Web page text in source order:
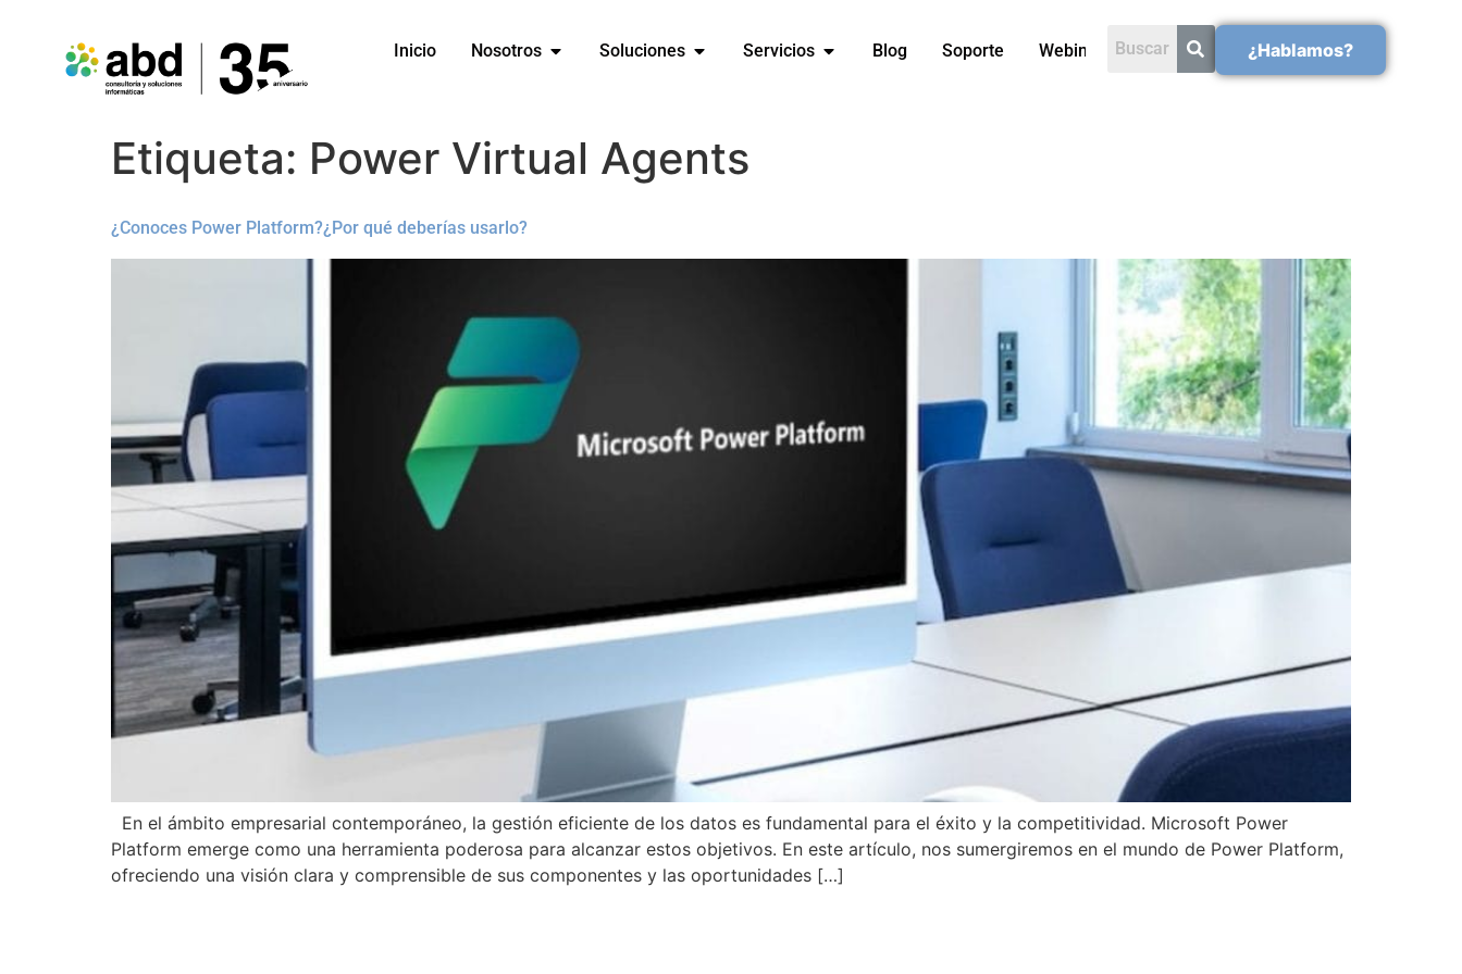
Inicio Nosotros Soluciones Servicios Blog Soporte Webinars ¿Hablamos?
Etiqueta: Power Virtual Agents
¿Conoces Power Platform?¿Por qué deberías usarlo?
En el ámbito empresarial contemporáneo, la gestión eficiente de los datos es fundamental para el éxito y la competitividad. Microsoft Power
Platform emerge como una herramienta poderosa para alcanzar estos objetivos. En este artículo, nos sumergiremos en el mundo de Power Platform,
ofreciendo una visión clara y comprensible de sus componentes y las oportunidades […]